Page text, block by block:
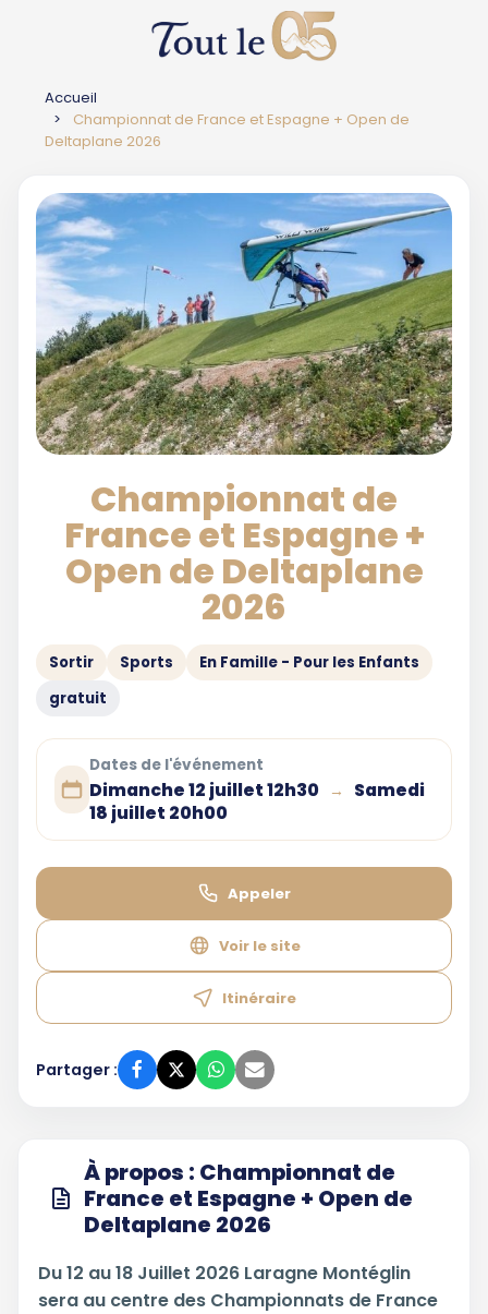
Accueil
Championnat de France et Espagne + Open de
Deltaplane 2026
Championnat de
France et Espagne +
Open de Deltaplane
2026
Sortir Sports
En Famille - Pour les Enfants
gratuit
Dates de l'événement
Dimanche 12 juillet 12h30 →
Samedi
18 juillet 20h00
Appeler
Voir le site
Itinéraire
Partager :
À propos : Championnat de
France et Espagne + Open de
Deltaplane 2026
Du 12 au 18 Juillet 2026 Laragne Montéglin
sera au centre des Championnats de France